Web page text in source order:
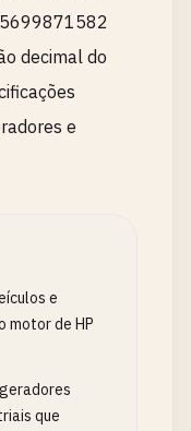
decimal do
e
e
motor de HP
que